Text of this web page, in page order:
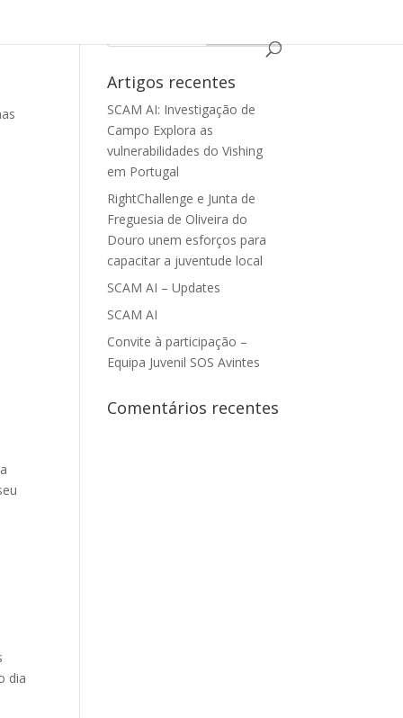
dia
Artigos recentes
SCAM AI: Investigação de
Campo Explora as
vulnerabilidades do Vishing
em Portugal
RightChallenge e Junta de
Freguesia de Oliveira do
Douro unem esforços para
capacitar a juventude local
SCAM AI – Updates
SCAM AI
Convite à participação –
Equipa Juvenil SOS Avintes
Comentários recentes